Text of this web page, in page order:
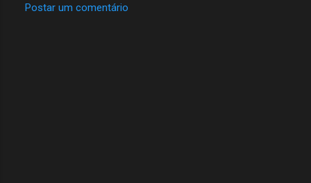
Postar um comentário